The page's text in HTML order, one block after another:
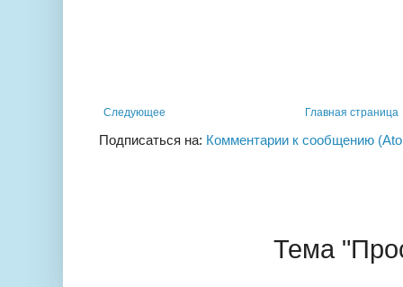
Следующее Главная страница
Подписаться на: Комментарии к сообщению
Тема